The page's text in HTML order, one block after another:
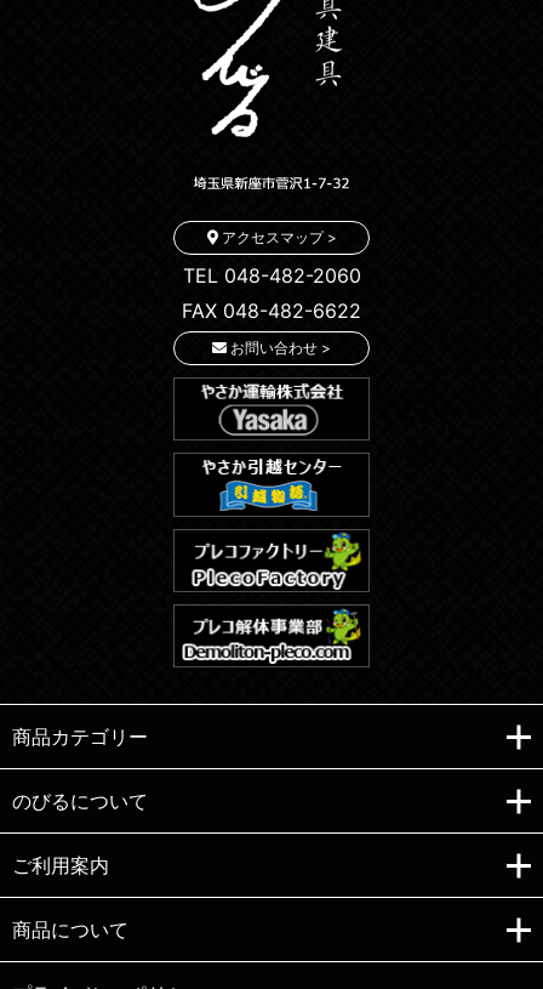
アクセスマップ >
TEL 048-482-2060
FAX 048-482-6622
お問い合わせ >
商品カテゴリー
のびるについて
ご利用案内
商品についてCopyright (C)e-nobiru All right reserved.